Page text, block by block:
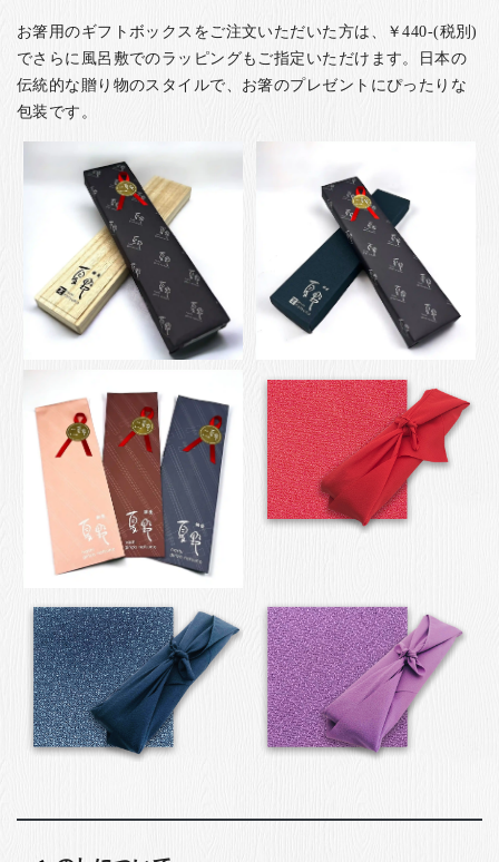
お箸用のギフトボックスをご注文いただいた方は、￥440-(税別)
でさらに風呂敷でのラッピングもご指定いただけます。日本の
伝統的な贈り物のスタイルで、お箸のプレゼントにぴったりな
包装です。